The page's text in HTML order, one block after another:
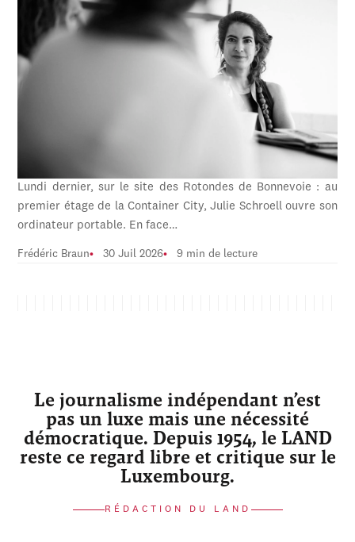
Lundi dernier, sur le site des Rotondes de Bonnevoie : au
premier étage de la Container City, Julie Schroell ouvre son
ordinateur portable. En face…
Frédéric Braun 30 Juil 2026 9 min de lecture
Le journalisme indépendant n’est
pas un luxe mais une nécessité
démocratique. Depuis 1954, le LAND
reste ce regard libre et critique sur le
Luxembourg.
RÉDACTION DU LAND